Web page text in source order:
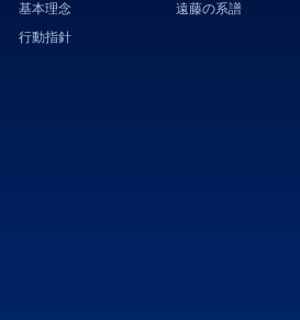
基本理念
行動指針
遠藤の系譜